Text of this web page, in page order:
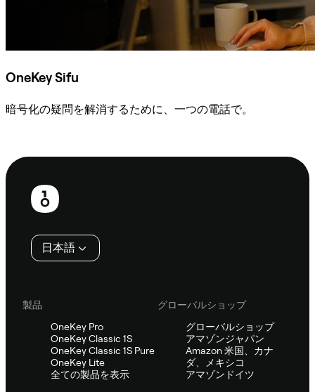
OneKey Sifu
暗号化の疑問を解消するために、一つの電話で。
フ
日本語
製品
OneKey Pro
OneKey Classic 1S
OneKey Classic 1S Pure
OneKey Lite
全ての製品を表示
グローバルショップ
グローバルショップ
アマゾンジャパン
Amazon 米国、カナ
ダ、メキシコ
アマゾンドイツ